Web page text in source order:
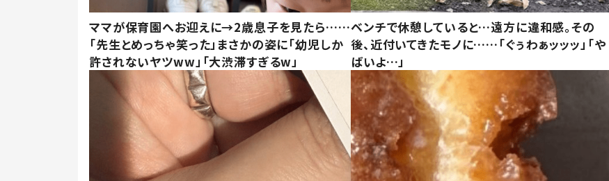
ママが保育園へお迎えに→2歳息子を見たら……
「先生とめっちゃ笑った」まさかの姿に「幼児しか
許されないヤツww」「大渋滞すぎるw」
ベンチで休憩していると…遠方に違和感。その
後、近付いてきたモノに……「ぐぅわぁッッッ」「や
ばいよ…」